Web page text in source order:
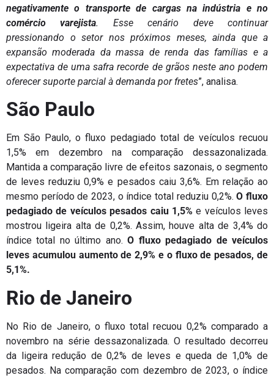
negativamente o transporte de cargas na indústria e no
comércio varejista. Esse cenário deve continuar
pressionando o setor nos próximos meses, ainda que a
expansão moderada da massa de renda das famílias e a
expectativa de uma safra recorde de grãos neste ano podem
oferecer suporte parcial à demanda por fretes”, analisa.
São Paulo
Em São Paulo, o fluxo pedagiado total de veículos recuou
1,5% em dezembro na comparação dessazonalizada.
Mantida a comparação livre de efeitos sazonais, o segmento
de leves reduziu 0,9% e pesados caiu 3,6%. Em relação ao
mesmo período de 2023, o índice total reduziu 0,2%.O fluxo
pedagiado de veículos pesados caiu 1,5%e veículos leves
mostrou ligeira alta de 0,2%. Assim, houve alta de 3,4% do
índice total no último ano.O fluxo pedagiado de veículos
leves acumulou aumento de 2,9% e o fluxo de pesados, de
5,1%.
Rio de Janeiro
No Rio de Janeiro, o fluxo total recuou 0,2% comparado a
novembro na série dessazonalizada. O resultado decorreu
da ligeira redução de 0,2% de leves e queda de 1,0% de
pesados. Na comparação com dezembro de 2023, o índice